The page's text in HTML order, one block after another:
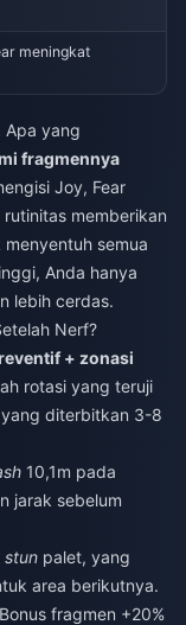
meningkat
Apa yang
fragmennya
Joy, Fear
memberikan
semua
Anda hanya
lebih cerdas.
Nerf?
+ zonasi
rotasi yang teruji
diterbitkan 3-8
10,1m pada
jarak sebelum
stun palet, yang
area berikutnya.
Bonus fragmen +20%